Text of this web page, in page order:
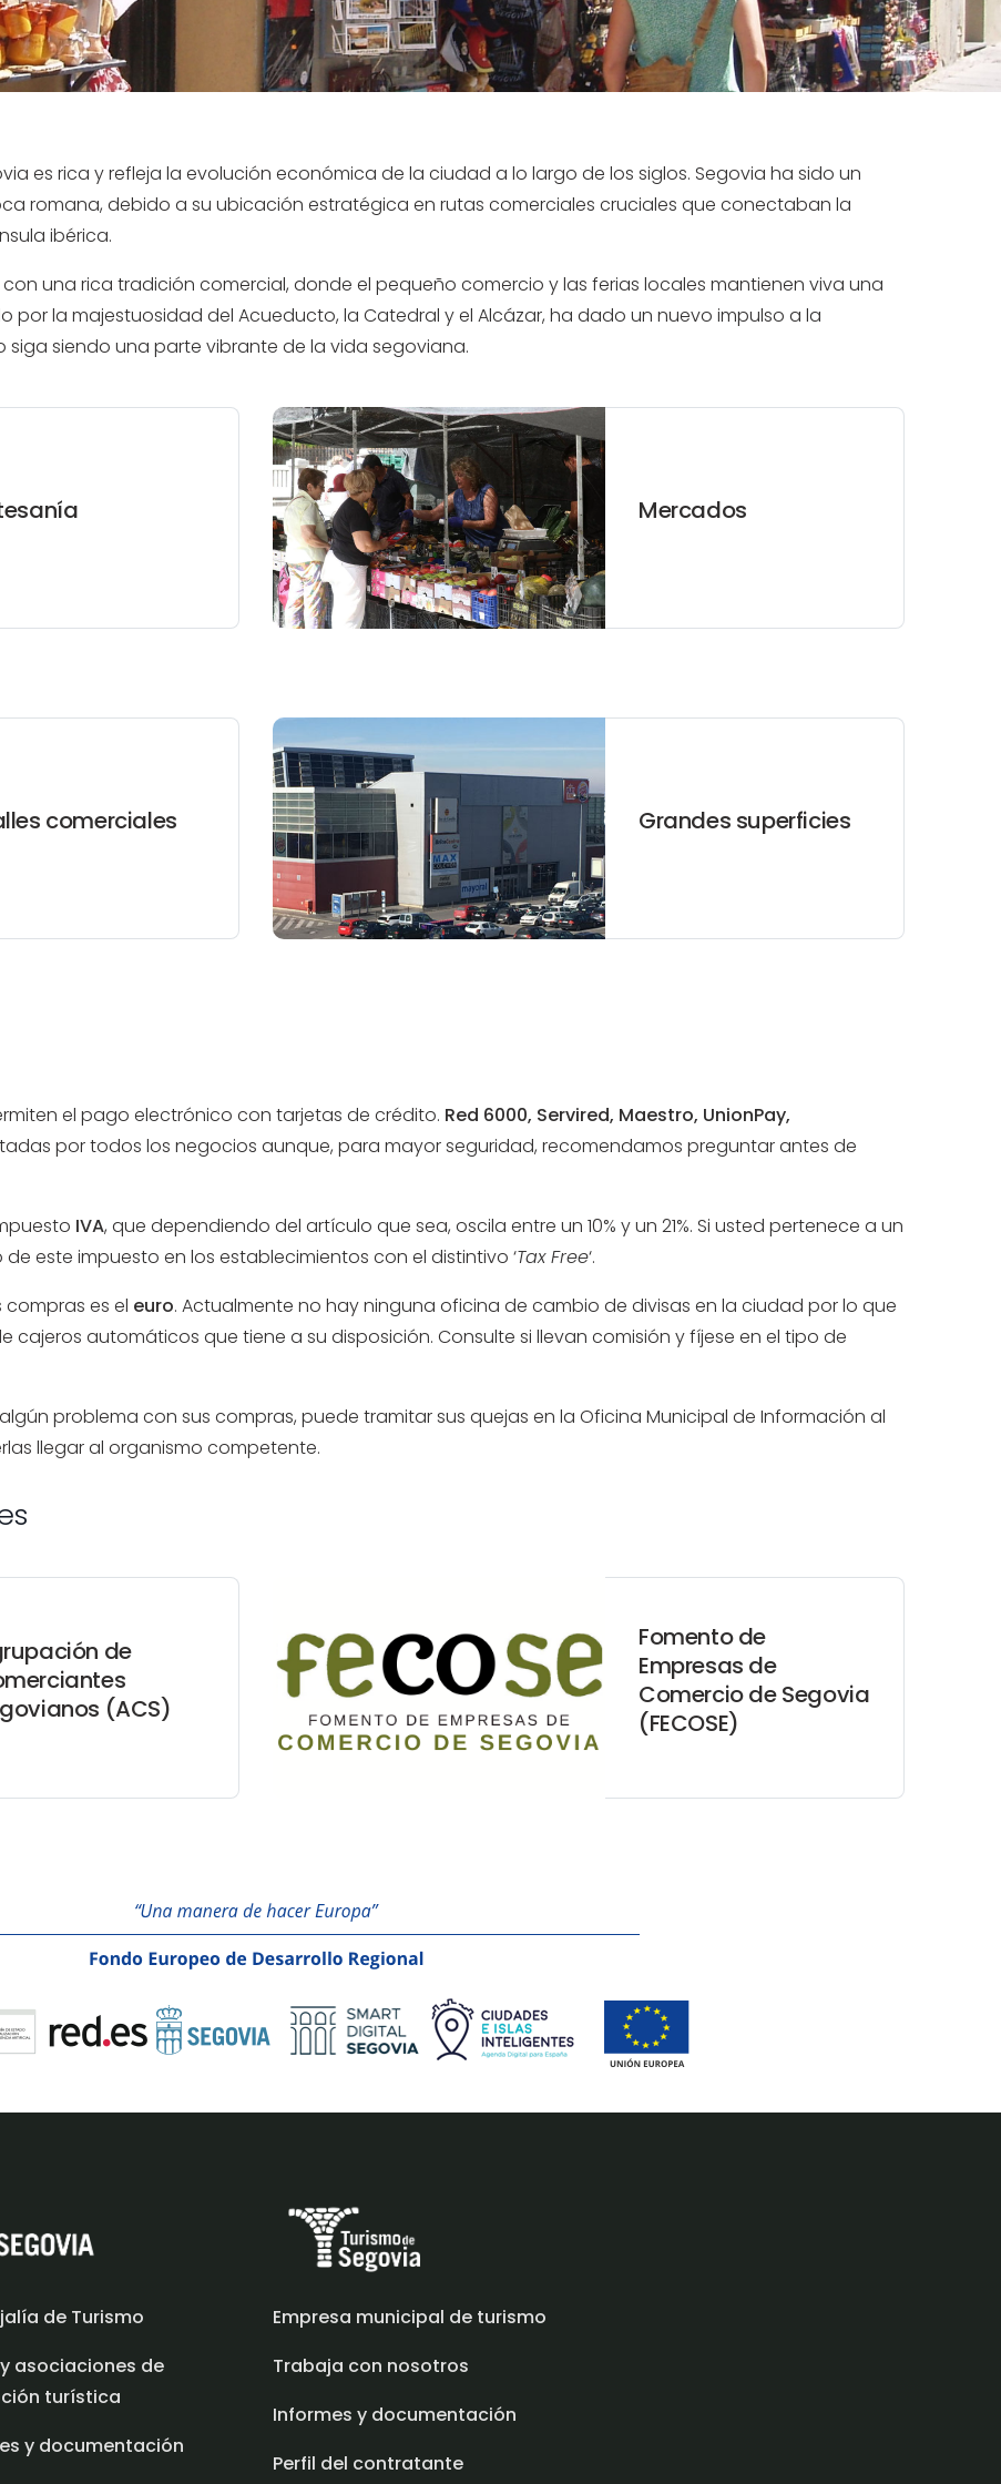
es rica y refleja la evolución económica de la ciudad a lo largo de los siglos. Segovia ha sido un
romana, debido a su ubicación estratégica en rutas comerciales cruciales que conectaban la
ibérica.
una rica tradición comercial, donde el pequeño comercio y las ferias locales mantienen viva una
por la majestuosidad del Acueducto, la Catedral y el Alcázar, ha dado un nuevo impulso a la
siendo una parte vibrante de la vida segoviana.
Mercados
comerciales Grandes superficies
el pago electrónico con tarjetas de crédito. Red 6000, Servired, Maestro, UnionPay,
por todos los negocios aunque, para mayor seguridad, recomendamos preguntar antes de
IVA, que dependiendo del artículo que sea, oscila entre un 10% y un 21%. Si usted pertenece a un
este impuesto en los establecimientos con el distintivo ‘Tax Free‘.
es el euro. Actualmente no hay ninguna oficina de cambio de divisas en la ciudad por lo que
automáticos que tiene a su disposición. Consulte si llevan comisión y fíjese en el tipo de
problema con sus compras, puede tramitar sus quejas en la Oficina Municipal de Información al
llegar al organismo competente.
de
(ACS)
Fomento de
Empresas de
Comercio de Segovia
(FECOSE)
de Turismo
y asociaciones de
turística
y documentación
Empresa municipal de turismo
Trabaja con nosotros
Informes y documentación
Perfil del contratante